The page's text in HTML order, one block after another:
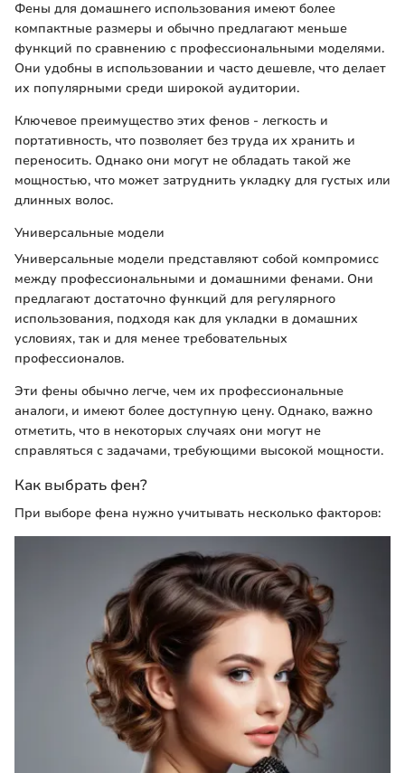
Фены для домашнего использования имеют более
компактные размеры и обычно предлагают меньше
функций по сравнению с профессиональными моделями.
Они удобны в использовании и часто дешевле, что делает
их популярными среди широкой аудитории.
Ключевое преимущество этих фенов - легкость и
портативность, что позволяет без труда их хранить и
переносить. Однако они могут не обладать такой же
мощностью, что может затруднить укладку для густых или
длинных волос.
Универсальные модели
Универсальные модели представляют собой компромисс
между профессиональными и домашними фенами. Они
предлагают достаточно функций для регулярного
использования, подходя как для укладки в домашних
условиях, так и для менее требовательных
профессионалов.
Эти фены обычно легче, чем их профессиональные
аналоги, и имеют более доступную цену. Однако, важно
отметить, что в некоторых случаях они могут не
справляться с задачами, требующими высокой мощности.
Как выбрать фен?
При выборе фена нужно учитывать несколько факторов: